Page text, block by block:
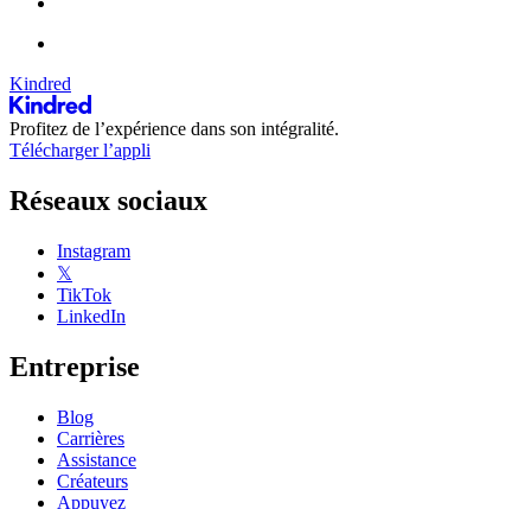
Kindred
Profitez de l’expérience dans son intégralité.
Télécharger l’appli
Réseaux sociaux
Instagram
𝕏
TikTok
LinkedIn
Entreprise
Blog
Carrières
Assistance
Créateurs
Appuyez